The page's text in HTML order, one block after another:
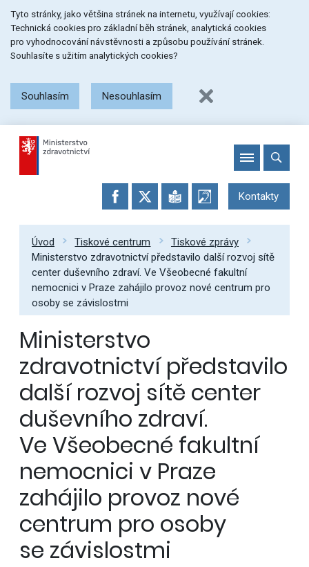
na
menu
na
obsah
na
patičku
stránky
Tyto stránky, jako většina stránek na internetu, využívají cookies:
Technická cookies pro základní běh stránek, analytická cookies
pro vyhodnocování návstěvnosti a způsobu používání stránek.
Souhlasíte s užitím analytických cookies?
Souhlasím Nesouhlasím
Kontakty
Úvod Tiskové centrum
Tiskové zprávy
Ministerstvo zdravotnictví představilo další rozvoj sítě
center duševního zdraví. Ve Všeobecné fakultní
nemocnici v Praze zahájilo provoz nové centrum pro
osoby se závislostmi
Ministerstvo
zdravotnictví představilo
další rozvoj sítě center
duševního zdraví.
Ve Všeobecné fakultní
nemocnici v Praze
zahájilo provoz nové
centrum pro osoby
se závislostmi